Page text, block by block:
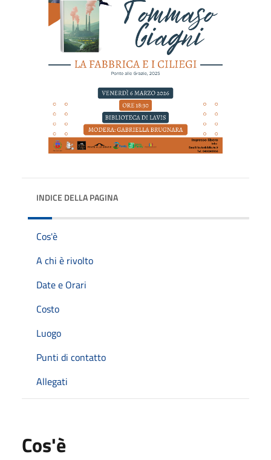
INDICE DELLA PAGINA
Cos'è
A chi è rivolto
Date e Orari
Costo
Luogo
Punti di contatto
Allegati
Cos'è